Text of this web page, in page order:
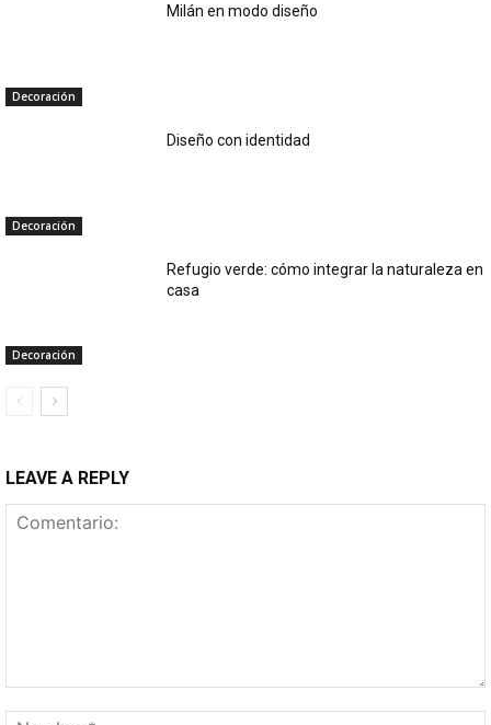
Decoración
Milán en modo diseño
Decoración
Diseño con identidad
Decoración
Refugio verde: cómo integrar la naturaleza en
casa
LEAVE A REPLY